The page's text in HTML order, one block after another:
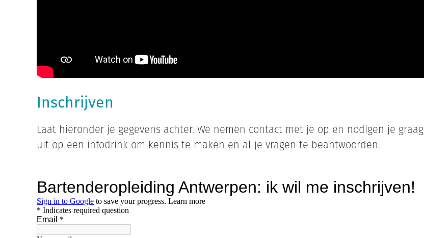
Inschrijven
Laat hieronder je gegevens achter. We nemen contact met je op en nodigen je graag
uit op een infodrink om kennis te maken en al je vragen te beantwoorden.